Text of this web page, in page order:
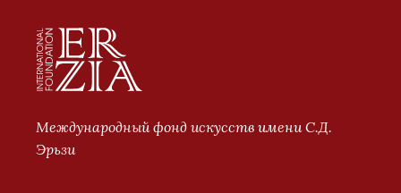
Международный фонд искусств имени С.Д.
Эрьзи